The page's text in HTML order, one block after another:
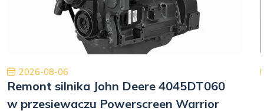
2026-08-06
Remont silnika John Deere 4045DT060
w przesiewaczu Powerscreen Warrior